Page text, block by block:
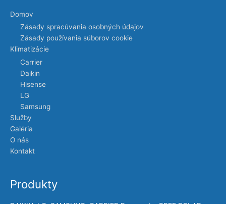
Domov
Zásady spracúvania osobných údajov
Zásady používania súborov cookie
Klimatizácie
Carrier
Daikin
Hisense
LG
Samsung
Služby
Galéria
O nás
Kontakt
Produkty